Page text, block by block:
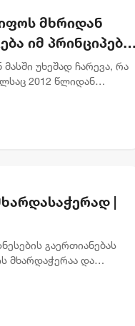
მხრიდან
იმ პრინციპებს,
- კალაძე
უხეშად ჩარევა, რა
2012 წლიდან
|
გაერთიანებას
მხარდაჭერაა და